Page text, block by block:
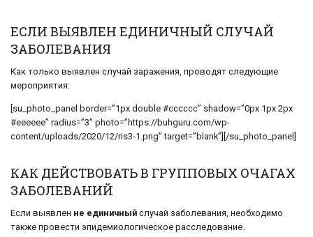
ЕСЛИ ВЫЯВЛЕН ЕДИНИЧНЫЙ СЛУЧАЙ
ЗАБОЛЕВАНИЯ
Как только выявлен случай заражения, проводят следующие
мероприятия:
[su_photo_panel border=”1px double #cccccc” shadow=”0px 1px 2px
#eeeeee” radius=”3″ photo=”https://buhguru.com/wp-
content/uploads/2020/12/ris3-1.png” target=”blank”][/su_photo_panel]
КАК ДЕЙСТВОВАТЬ В ГРУППОВЫХ ОЧАГАХ
ЗАБОЛЕВАНИЙ
Если выявлен не единичный случай заболевания, необходимо
также провести эпидемиологическое расследование.